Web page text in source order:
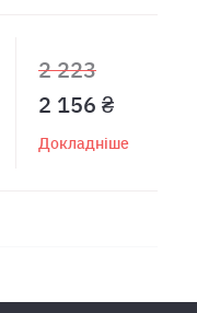
2 223
2 156 ₴
Докладніше